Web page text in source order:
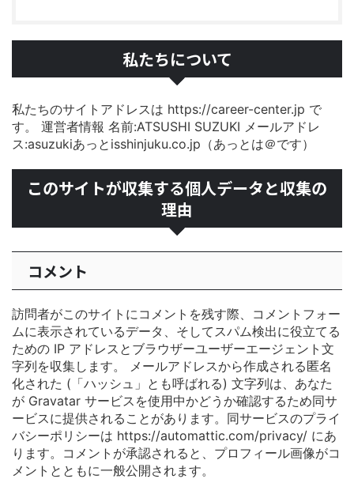
私たちについて
私たちのサイトアドレスは https://career-center.jp で
す。 運営者情報 名前:ATSUSHI SUZUKI メールアドレ
ス:asuzukiあっとisshinjuku.co.jp（あっとは＠です）
このサイトが収集する個人データと収集の
理由
コメント
訪問者がこのサイトにコメントを残す際、コメントフォー
ムに表示されているデータ、そしてスパム検出に役立てる
ための IP アドレスとブラウザーユーザーエージェント文
字列を収集します。 メールアドレスから作成される匿名
化された (「ハッシュ」とも呼ばれる) 文字列は、あなた
が Gravatar サービスを使用中かどうか確認するため同サ
ービスに提供されることがあります。同サービスのプライ
バシーポリシーは https://automattic.com/privacy/ にあ
ります。コメントが承認されると、プロフィール画像がコ
メントとともに一般公開されます。